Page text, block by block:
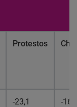
Protestos
-23,1 -